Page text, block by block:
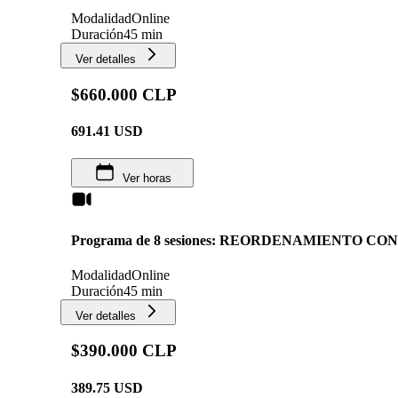
ModalidadOnline
Duración45 min
Ver detalles
$660.000 CLP
691.41 USD
Ver horas
Programa de 8 sesiones: REORDENAMIENTO
ModalidadOnline
Duración45 min
Ver detalles
$390.000 CLP
389.75 USD